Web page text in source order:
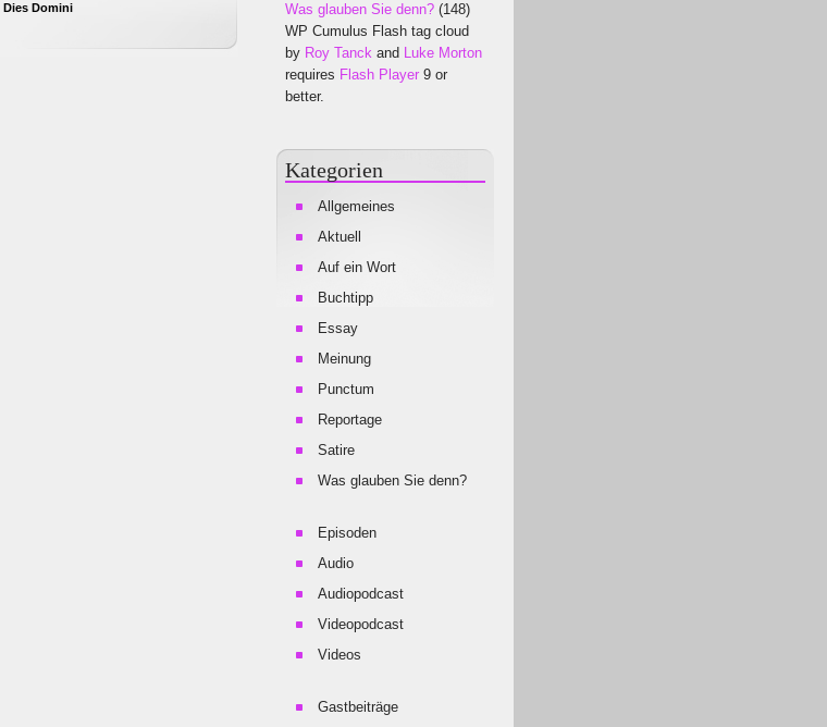
Dies Domini
Was glauben Sie denn? (148)
WP Cumulus Flash tag cloud
by Roy Tanck and Luke Morton
requires Flash Player 9 or
better.
Kategorien
Allgemeines
Aktuell
Auf ein Wort
Buchtipp
Essay
Meinung
Punctum
Reportage
Satire
Was glauben Sie denn?
Episoden
Audio
Audiopodcast
Videopodcast
Videos
Gastbeiträge